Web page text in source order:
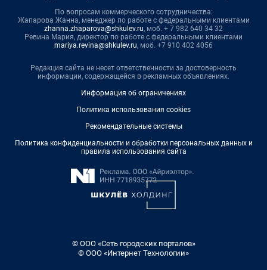
По вопросам коммерческого сотрудничества:
Жапарова Жанна, менеджер по работе с федеральными клиентами
zhanna.zhaparova@shkulev.ru, моб. + 7 982 640 34 32
Ревина Мария, директор по работе с федеральными клиентами
mariya.revina@shkulev.ru, моб. +7 910 402 4056
Редакция сайта не несет ответственности за достоверность
информации, содержащейся в рекламных объявлениях.
Информация об ограничениях
Политика использования cookies
Рекомендательные системы
Политика конфиденциальности и обработки персональных данных и
правила использования сайта
© ООО «Сеть городских порталов»
© ООО «Интернет Технологии»